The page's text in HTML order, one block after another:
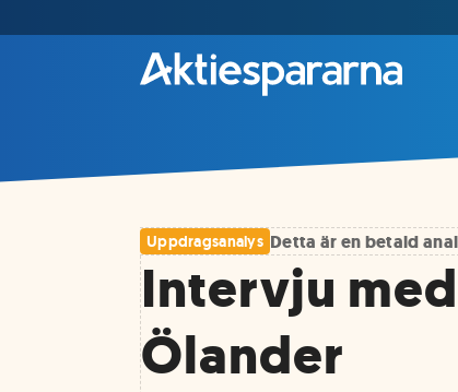
Uppdragsanalys Detta är en betald
Intervju
Ölander